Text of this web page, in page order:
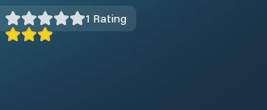
1 Rating